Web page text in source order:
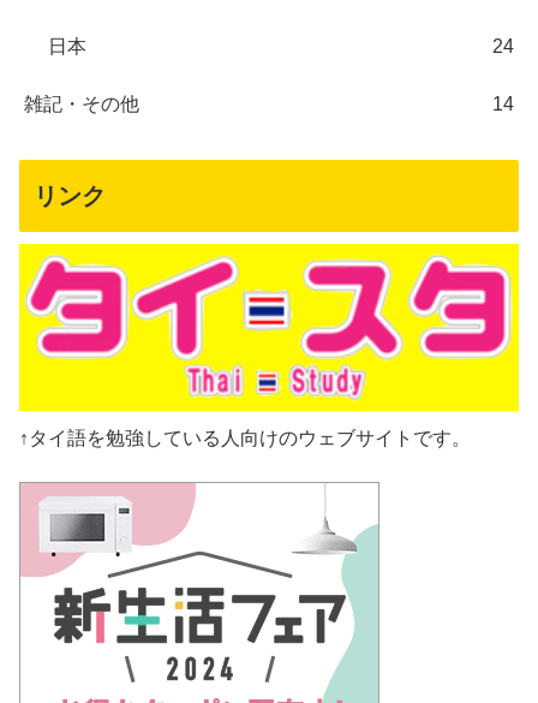
日本 24
雑記・その他 14
リンク
↑タイ語を勉強している人向けのウェブサイトです。